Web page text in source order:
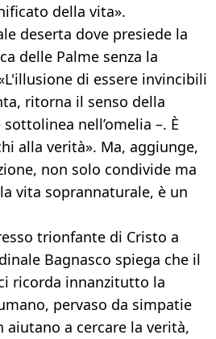
della vita».
deserta dove presiede la
delle Palme senza la
di essere invincibili
ritorna il senso della
nell’omelia –. È
alla verità». Ma, aggiunge,
non solo condivide ma
vita soprannaturale, è un
trionfante di Cristo a
Bagnasco spiega che il
ricorda innanzitutto la
pervaso da simpatie
aiutano a cercare la verità,